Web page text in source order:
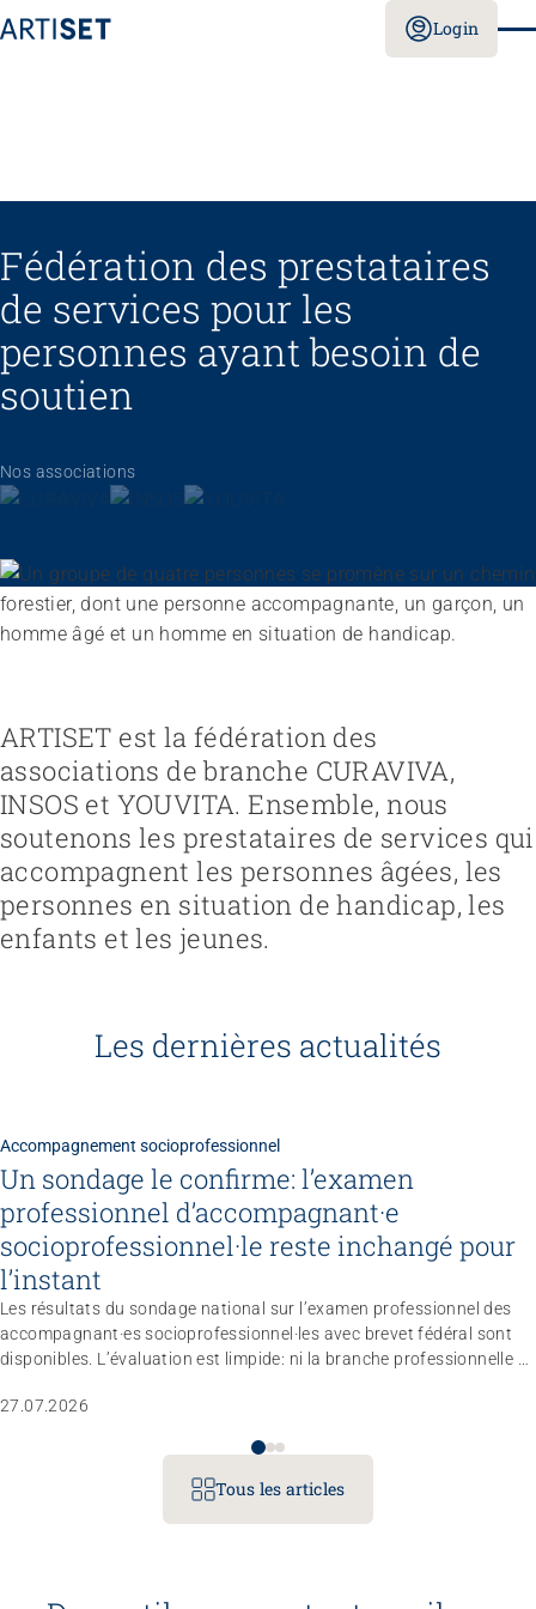
Login
Recruter et diriger du personnel
Régler le financement
Développer des offres
Promouvoir des offres
Promouvoir la durabilité
Organiser des achats
Organiser les transitions
Renforcer l’autodétermination
Protéger l'intégrité
Accompagner en cas de démence
Promouvoir la santé mentale
Fédération
Projets
Fédération des prestataires
de services pour les
personnes ayant besoin de
soutien
Nos associations
ARTISET est la fédération des
associations de branche CURAVIVA,
INSOS et YOUVITA. Ensemble, nous
soutenons les prestataires de services qui
accompagnent les personnes âgées, les
personnes en situation de handicap, les
enfants et les jeunes.
Les dernières actualités
Accompagnement socioprofessionnel
Un sondage le confirme: l’examen
professionnel d’accompagnant·e
socioprofessionnel·le reste inchangé pour
l’instant
Les résultats du sondage national sur l’examen professionnel des
accompagnant·es socioprofessionnel·les avec brevet fédéral sont
disponibles. L’évaluation est limpide: ni la branche professionnelle ni
règlement d’examen dans les trois à quatre prochaines années.
professionnel, les compétences opérationnelles et les conditions
d’admission pour le moment.
27.07.2026
Tous les articles